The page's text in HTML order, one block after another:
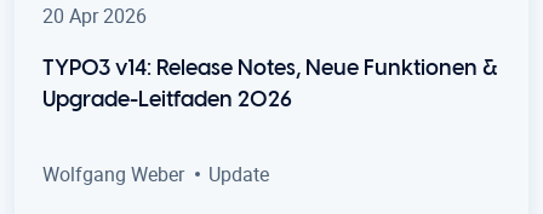
20 Apr 2026
TYPO3 v14: Release Notes, Neue Funktionen &
Upgrade-Leitfaden 2026
Wolfgang Weber Update